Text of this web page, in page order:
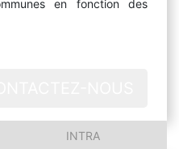
en fonction des
INTRA